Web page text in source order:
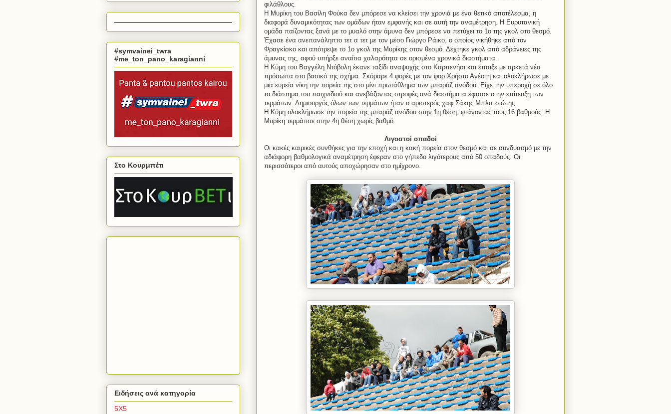
φιλάθλους.
Η Μυρίκη του Βασίλη Φούκα δεν μπόρεσε να κλείσει την χρονιά με ένα θετικό αποτέλεσμα, η
διαφορά δυναμικότητας των ομάδων ήταν εμφανής και σε αυτή την αναμέτρηση. Η Ευρυτανική
ομάδα παίζοντας ξανά με το μυαλό στην άμυνα δεν μπόρεσε να πετύχει το 1ο της γκολ στο θεσμό.
Έχασε ένα ανεπανάληπτο τετ α τετ με τον μέσο Γιώργο Ράικο, ο οποίος νικήθηκε από τον
Φραγκίσκο και απότρεψε το 1ο γκολ της Μυρίκης στον θεσμό. Δέχτηκε γκολ από αδράνειες της
άμυνας της, αφού υπήρξε αναίτια χαλαρότητα σε ορισμένα χρονικά διαστήματα.
Η Κύμη του Βαγγέλη Ντόβολη έκανε ταξίδι αναψυχής στο Καρπενήσι και έπαιξε με αρκετά νέα
πρόσωπα στο βασικό της σχήμα. Σκόραρε 4 φορές με τον φορ Χρήστο Ανέστη και ολοκλήρωσε με
μια ευρεία νίκη την πορεία της στο μίνι πρωτάθλημα των μπαράζ ανόδου. Είχε την υπεροχή σε όλο
το διάστημα του παιχνιδιού και ανεβάζοντας στροφές ανά διαστήματα έφτασε στην επίτευξη των
τερμάτων. Δημιουργός όλων των τερμάτων ήταν ο αριστερός χαφ Σάκης Μπλατσιώτης.
Η Κύμη ολοκλήρωσε την πορεία της μπαράζ ανόδου στην 1η θέση, φτάνοντας τους 16 βαθμούς. Η
Μυρίκη τερμάτισε στην 4η θέση χωρίς βαθμό.
Λιγοστοί οπαδοί
Οι κακές καιρικές συνθήκες για την εποχή και η κακή πορεία στον θεσμό και σε συνδυασμό με την
αδιάφορη βαθμολογικά αναμέτρηση έφεραν στο γήπεδο λιγότερους από 50 οπαδούς. Οι
περισσότεροι από αυτούς αποχώρησαν στο ημίχρονο.
#symvainei_twra
#me_ton_pano_karagianni
Στο Κουρμπέτι
Ειδήσεις ανά κατηγορία
5Χ5